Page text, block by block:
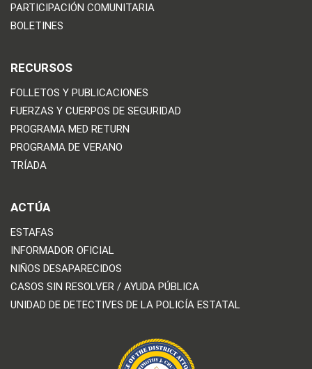
PARTICIPACIÓN COMUNITARIA
BOLETINES
RECURSOS
FOLLETOS Y PUBLICACIONES
FUERZAS Y CUERPOS DE SEGURIDAD
PROGRAMA MED RETURN
PROGRAMA DE VERANO
TRÍADA
ACTÚA
ESTAFAS
INFORMADOR OFICIAL
NIÑOS DESAPARECIDOS
CASOS SIN RESOLVER / AYUDA PÚBLICA
UNIDAD DE DETECTIVES DE LA POLICÍA ESTATAL